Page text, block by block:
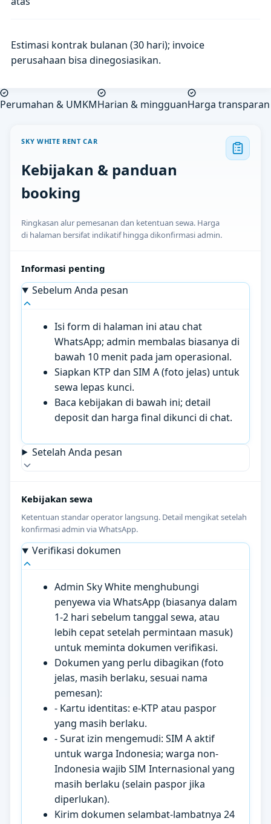
Estimasi kontrak bulanan (30 hari); invoice
perusahaan bisa dinegosiasikan.
Perumahan & UMKMHarian & mingguanHarga transparan
SKY WHITE RENT CAR
Kebijakan & panduan
booking
Ringkasan alur pemesanan dan ketentuan sewa. Harga
di halaman bersifat indikatif hingga dikonfirmasi admin.
Informasi penting
Sebelum Anda pesan
Isi form di halaman ini atau chat
WhatsApp; admin membalas biasanya di
bawah 10 menit pada jam operasional.
Siapkan KTP dan SIM A (foto jelas) untuk
sewa lepas kunci.
Baca kebijakan di bawah ini; detail
deposit dan harga final dikunci di chat.
Setelah Anda pesan
Kebijakan sewa
Ketentuan standar operator langsung. Detail mengikat setelah
konfirmasi admin via WhatsApp.
Verifikasi dokumen
Admin Sky White menghubungi
penyewa via WhatsApp (biasanya dalam
1-2 hari sebelum tanggal sewa, atau
lebih cepat setelah permintaan masuk)
untuk meminta dokumen verifikasi.
Dokumen yang perlu dibagikan (foto
jelas, masih berlaku, sesuai nama
pemesan):
- Kartu identitas: e-KTP atau paspor
yang masih berlaku.
- Surat izin mengemudi: SIM A aktif
untuk warga Indonesia; warga non-
Indonesia wajib SIM Internasional yang
masih berlaku (selain paspor jika
diperlukan).
Kirim dokumen selambat-lambatnya 24